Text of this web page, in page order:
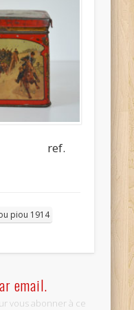
piou 1914
email.
vous abonner à ce